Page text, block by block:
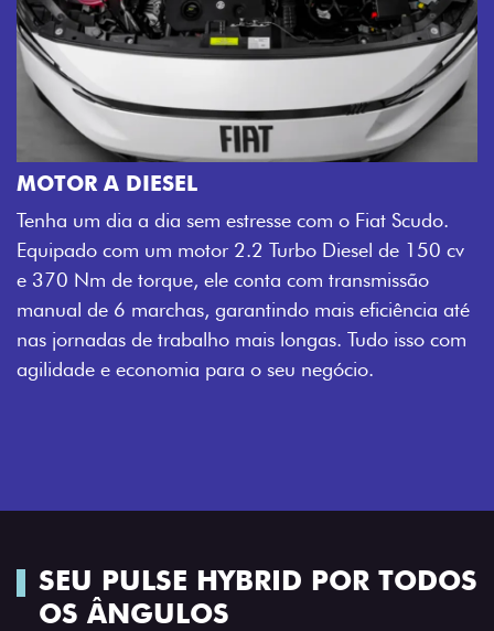
MOTOR A DIESEL
Tenha um dia a dia sem estresse com o Fiat Scudo.
Equipado com um motor 2.2 Turbo Diesel de 150 cv
e 370 Nm de torque, ele conta com transmissão
manual de 6 marchas, garantindo mais eficiência até
nas jornadas de trabalho mais longas. Tudo isso com
agilidade e economia para o seu negócio.
SEU PULSE HYBRID POR TODOS
OS ÂNGULOS